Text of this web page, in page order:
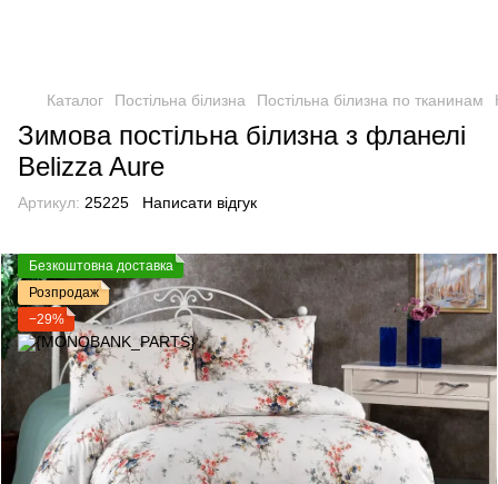
Каталог Постільна білизна Постільна білизна по тканинам
Зимова постільна білизна з фланелі
Belizza Aure
Артикул: 25225 Написати відгук
Безкоштовна доставка
Розпродаж
−29%